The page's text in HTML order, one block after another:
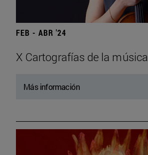
FEB - ABR '24
X Cartografías de la música
Más información